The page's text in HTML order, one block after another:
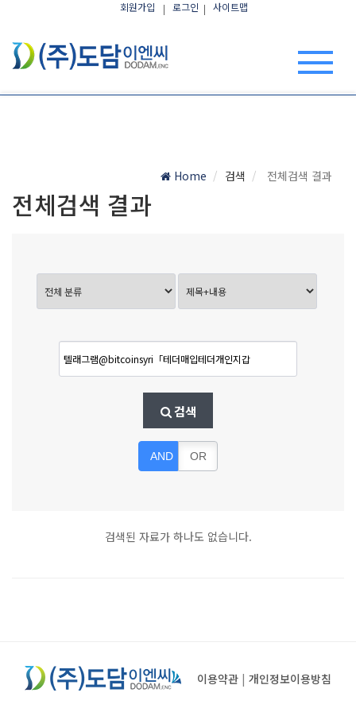
회원가입 로그인 사이트맵
Home 검색 전체검색 결과
전체검색 결과
검색
AND OR
검색된 자료가 하나도 없습니다.
이용약관 | 개인정보이용방침